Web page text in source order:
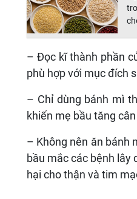
– Đọc kĩ thành phần
phù hợp với mục đích
– Chỉ dùng bánh mì
khiến mẹ bầu tăng
– Không nên ăn bánh
bầu mắc các bệnh lây
hại cho thận và tim